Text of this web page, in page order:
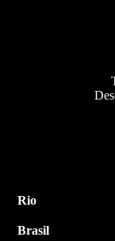
Rio
Brasil